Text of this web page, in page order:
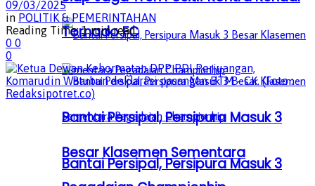
Bantai Persipal, Persipura Masuk 3
Besar Klasemen Sementara
Tornado FC
Bantai Persipal, Persipura Masuk 3
09/03/2025
in POLITIK & PEMERINTAHAN
Reading Time: 1 min read
0 0
0